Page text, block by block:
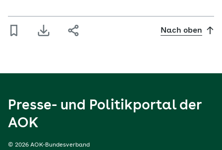
Nach oben
Presse- und Politikportal der
AOK
© 2026 AOK-Bundesverband